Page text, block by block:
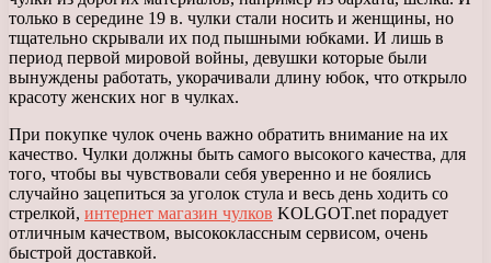
только в середине 19 в. чулки стали носить и женщины, но
тщательно скрывали их под пышными юбками. И лишь в
период первой мировой войны, девушки которые были
вынуждены работать, укорачивали длину юбок, что открыло
красоту женских ног в чулках.
При покупке чулок очень важно обратить внимание на их
качество. Чулки должны быть самого высокого качества, для
того, чтобы вы чувствовали себя уверенно и не боялись
случайно зацепиться за уголок стула и весь день ходить со
стрелкой, интернет магазин чулков KOLGOT.net порадует
отличным качеством, высококлассным сервисом, очень
быстрой доставкой.